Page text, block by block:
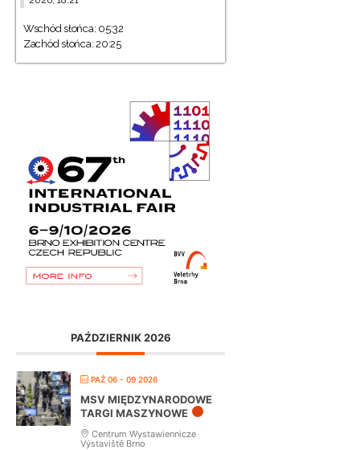
Wschód słońca: 05:32
Zachód słońca: 20:25
PAŹDZIERNIK 2026
PAŹ 06 - 09 2026
MSV MIĘDZYNARODOWE
TARGI MASZYNOWE
Centrum Wystawiennicze
Výstaviště Brno